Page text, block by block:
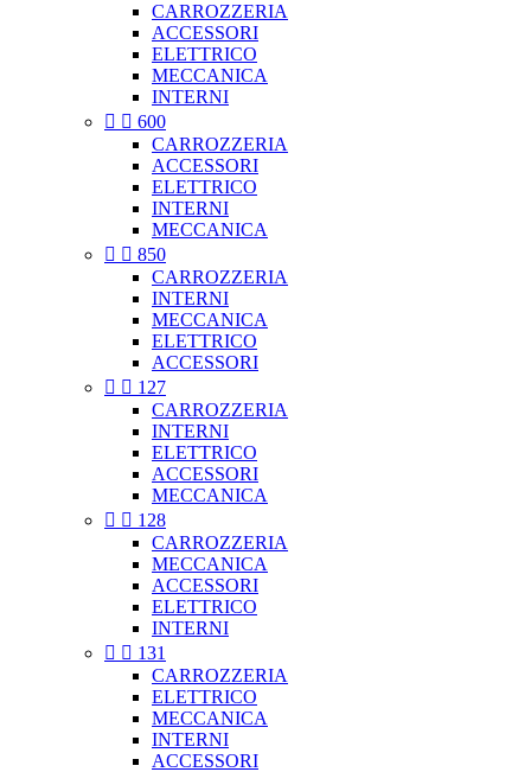
CARROZZERIA
ACCESSORI
ELETTRICO
MECCANICA
INTERNI
  600
CARROZZERIA
ACCESSORI
ELETTRICO
INTERNI
MECCANICA
  850
CARROZZERIA
INTERNI
MECCANICA
ELETTRICO
ACCESSORI
  127
CARROZZERIA
INTERNI
ELETTRICO
ACCESSORI
MECCANICA
  128
CARROZZERIA
MECCANICA
ACCESSORI
ELETTRICO
INTERNI
  131
CARROZZERIA
ELETTRICO
MECCANICA
INTERNI
ACCESSORI